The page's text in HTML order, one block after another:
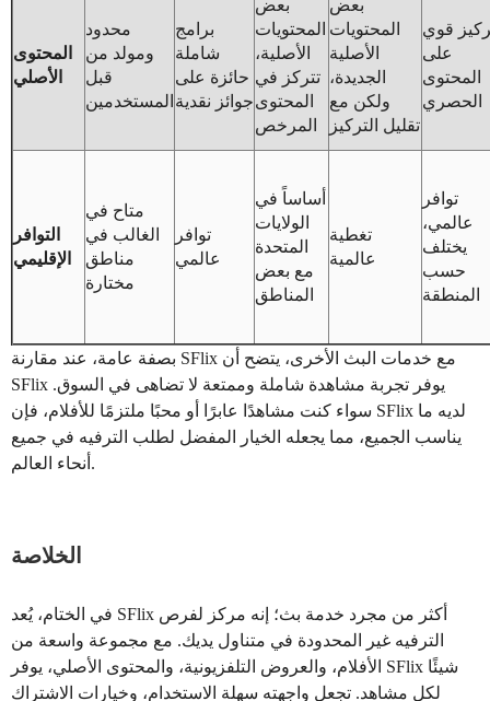
المحتوى
الأصلي
محدود
ومولد من
قبل
المستخدمين
برامج
شاملة
حائزة على
جوائز نقدية
بعض
المحتويات
الأصلية،
تتركز في
المحتوى
المرخص
بعض
المحتويات
الأصلية
الجديدة،
ولكن مع
تقليل التركيز
قوي
على
المحتوى
الحصري
التوافر
الإقليمي
متاح في
الغالب في
مناطق
مختارة
توافر
عالمي
أساساً في
الولايات
المتحدة
مع بعض
المناطق
تغطية
عالمية
توافر
عالمي،
يختلف
حسب
المنطقة
بصفة عامة، عند مقارنة SFlix مع خدمات البث الأخرى، يتضح أن
SFlix يوفر تجربة مشاهدة شاملة وممتعة لا تضاهى في السوق.
سواء كنت مشاهدًا عابرًا أو محبًا ملتزمًا للأفلام، فإن SFlix لديه ما
يناسب الجميع، مما يجعله الخيار المفضل لطلب الترفيه في جميع
أنحاء العالم.
الخلاصة
في الختام، يُعد SFlix أكثر من مجرد خدمة بث؛ إنه مركز لفرص
الترفيه غير المحدودة في متناول يديك. مع مجموعة واسعة من
الأفلام، والعروض التلفزيونية، والمحتوى الأصلي، يوفر SFlix شيئًا
لكل مشاهد. تجعل واجهته سهلة الاستخدام، وخيارات الاشتراك